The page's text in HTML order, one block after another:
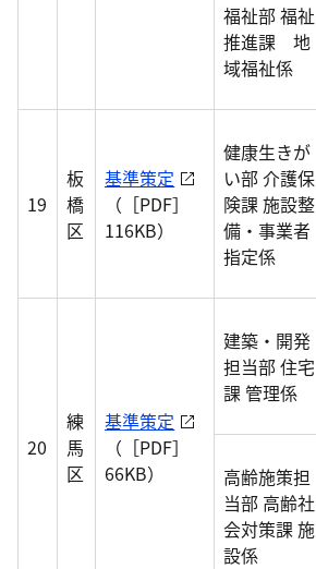
福祉部 福祉
推進課 地
域福祉係
19
板
橋
区
基準策定
（［PDF］
116KB）
健康生きが
い部 介護保
険課 施設整
備・事業者
指定係
20
練
馬
区
基準策定
（［PDF］
66KB）
建築・開発
担当部 住宅
課 管理係
高齢施策担
当部 高齢社
会対策課 施
設係